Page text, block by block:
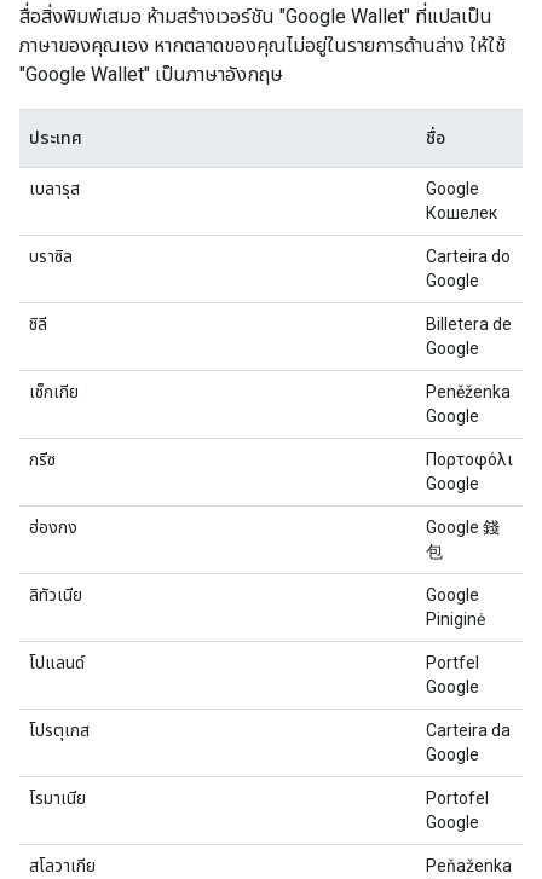
สื่อสิ่งพิมพ์เสมอ ห้ามสร้างเวอร์ชัน "Google Wallet" ที่แปลเป็น
ภาษาของคุณเอง หากตลาดของคุณไม่อยู่ในรายการด้านล่าง ให้ใช้
"Google Wallet" เป็นภาษาอังกฤษ
ประเทศ ชื่อ
เบลารุส
Google
Кошелек
บราซิล
Carteira do
Google
ชิลี
Billetera de
Google
เช็กเกีย
Peněženka
Google
กรีซ
Πορτοφόλι
Google
ฮ่องกง
Google 錢
包
ลิทัวเนีย
Google
Piniginė
โปแลนด์
Portfel
Google
โปรตุเกส
Carteira da
Google
โรมาเนีย
Portofel
Google
สโลวาเกีย
Peňaženka